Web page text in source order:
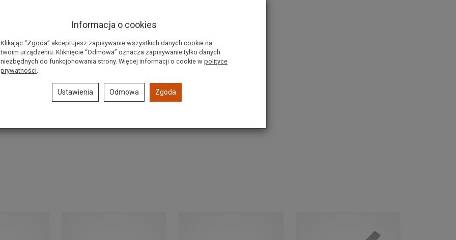
3/8"
dobrać średnicę pilnika okrągłego.
do łańcuchów o podziałce:
Informacja o cookies
Klikając “Zgoda” akceptujesz zapisywanie wszystkich danych cookie na
twoim urządzeniu. Kliknięcie “Odmowa” oznacza zapisywanie tylko danych
niezbędnych do funkcjonowania strony. Więcej informacji o cookie w polityce
prywatności
Ustawienia Odmowa Zgoda